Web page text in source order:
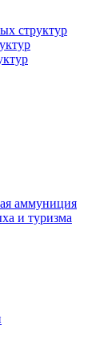
структур
аммуниция
и туризма